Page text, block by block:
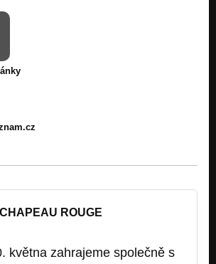
ROUGE
května zahrajeme společně s